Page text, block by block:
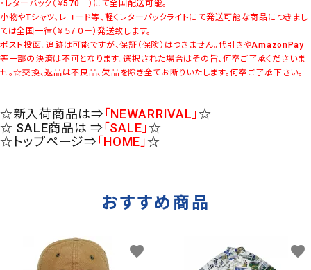
・レターパック（￥570－）にて全国配送可能。
小物やTシャツ、レコード等、軽くレターパックライトにて発送可能な商品につきまし
ては全国一律（￥５７０－）発送致します。
ポスト投函。追跡は可能ですが、保証（保険）はつきません。代引きやAmazonPay
等一部の決済は不可となります。選択された場合はその旨、何卒ご了承くださいま
せ。☆交換、返品は不良品、欠品を除き全てお断りいたします。何卒ご了承下さい。
☆新入荷商品は⇒「NEWARRIVAL」☆
☆ SALE商品は ⇒「SALE」☆
☆トップページ⇒「HOME」☆
おすすめ商品
favorite favorite